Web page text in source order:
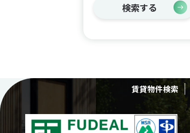
検索する
賃貸物件検索